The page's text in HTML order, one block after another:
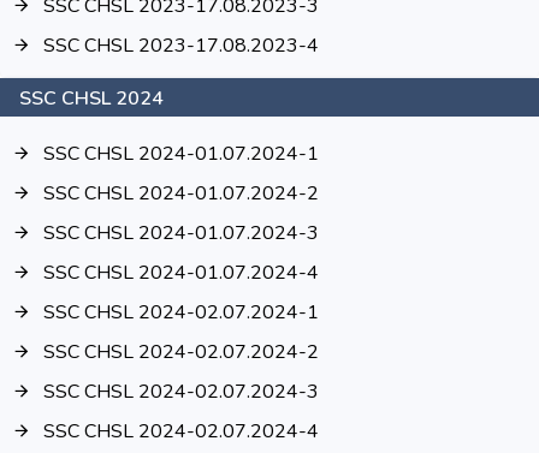
SSC CHSL 2023-17.08.2023-3
SSC CHSL 2023-17.08.2023-4
SSC CHSL 2024
SSC CHSL 2024-01.07.2024-1
SSC CHSL 2024-01.07.2024-2
SSC CHSL 2024-01.07.2024-3
SSC CHSL 2024-01.07.2024-4
SSC CHSL 2024-02.07.2024-1
SSC CHSL 2024-02.07.2024-2
SSC CHSL 2024-02.07.2024-3
SSC CHSL 2024-02.07.2024-4